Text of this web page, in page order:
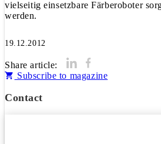
vielseitig einsetzbare Färberoboter
werden.
19.12.2012
Share article:
Subscribe to magazine
Contact